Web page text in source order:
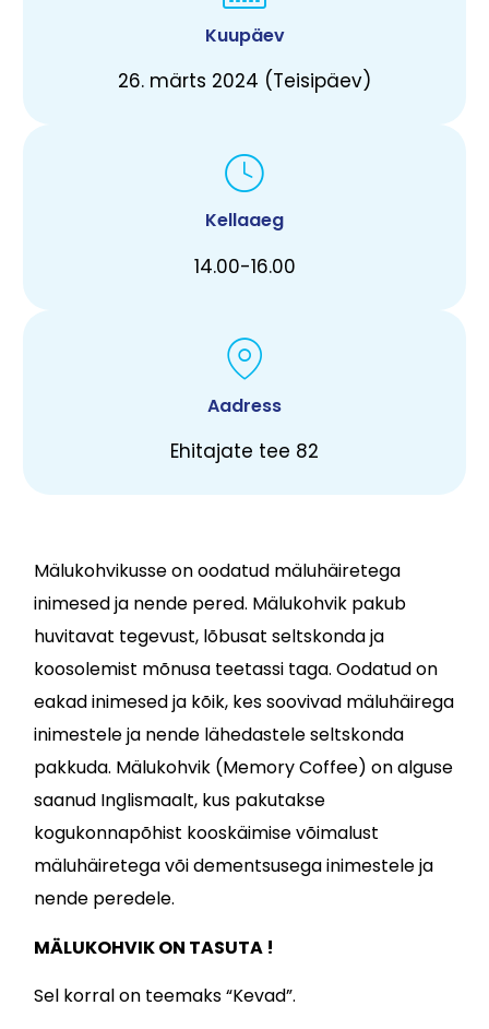
Kuupäev
26. märts 2024 (Teisipäev)
Kellaaeg
14.00-16.00
Aadress
Ehitajate tee 82
Mälukohvikusse on oodatud mäluhäiretega
inimesed ja nende pered. Mälukohvik pakub
huvitavat tegevust, lõbusat seltskonda ja
koosolemist mõnusa teetassi taga. Oodatud on
eakad inimesed ja kõik, kes soovivad mäluhäirega
inimestele ja nende lähedastele seltskonda
pakkuda. Mälukohvik (Memory Coffee) on alguse
saanud Inglismaalt, kus pakutakse
kogukonnapõhist kooskäimise võimalust
mäluhäiretega või dementsusega inimestele ja
nende peredele.
MÄLUKOHVIK ON TASUTA !
Sel korral on teemaks “Kevad”.